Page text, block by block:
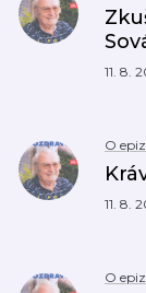
11. 8.
O
11. 8.
O